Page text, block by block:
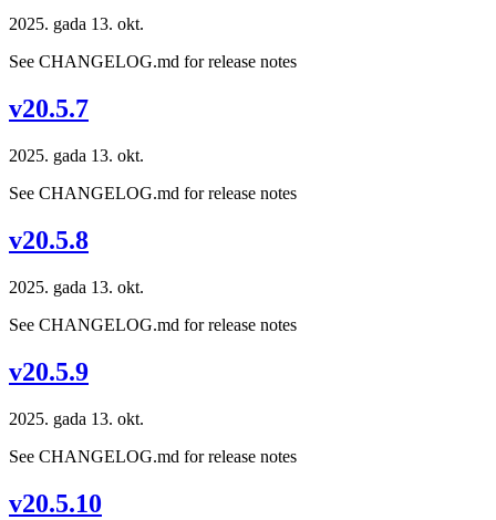
2025. gada 13. okt.
See CHANGELOG.md for release notes
v20.5.7
2025. gada 13. okt.
See CHANGELOG.md for release notes
v20.5.8
2025. gada 13. okt.
See CHANGELOG.md for release notes
v20.5.9
2025. gada 13. okt.
See CHANGELOG.md for release notes
v20.5.10